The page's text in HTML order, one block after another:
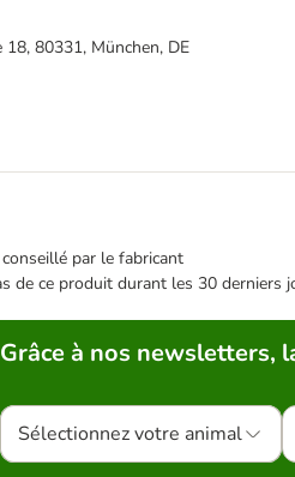
80331, München, DE
par le fabricant
de ce produit durant les 30 derniers
Grâce à nos newsletters,
Sélectionnez votre animal